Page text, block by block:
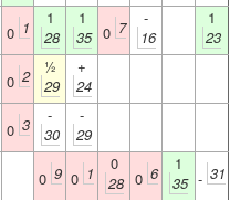
0 1
1
28
1
35 0 7
-
16
1
23
0 2
½
29
+
24
0 3
-
30
-
29
0 9 0 1
0
28 0 6
1
35 - 31